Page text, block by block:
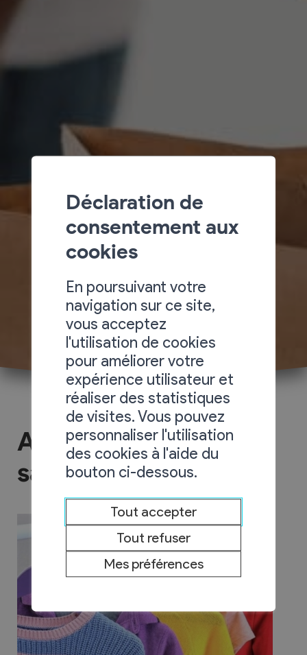
Association l'armoire
sans fin
Déclaration de
consentement aux
cookies
En poursuivant votre
navigation sur ce site,
vous acceptez
l'utilisation de cookies
pour améliorer votre
expérience utilisateur et
réaliser des statistiques
de visites. Vous pouvez
personnaliser l'utilisation
des cookies à l'aide du
bouton ci-dessous.
Tout accepter
Tout refuser
Mes préférences